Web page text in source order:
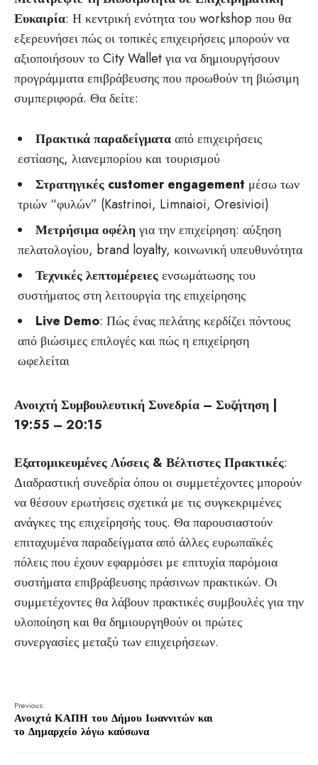
Ευκαιρία: Η κεντρική ενότητα του workshop που θα
εξερευνήσει πώς οι τοπικές επιχειρήσεις μπορούν να
αξιοποιήσουν το City Wallet για να δημιουργήσουν
προγράμματα επιβράβευσης που προωθούν τη βιώσιμη
συμπεριφορά. Θα δείτε:
Πρακτικά παραδείγματααπό επιχειρήσεις
εστίασης, λιανεμπορίου και τουρισμού
Στρατηγικές customer engagement μέσω των
τριών “φυλών” (Kastrinoi, Limnaioi, Oresivioi)
Μετρήσιμα οφέληγια την επιχείρηση: αύξηση
πελατολογίου, brand loyalty, κοινωνική υπευθυνότητα
Τεχνικές λεπτομέρειεςενσωμάτωσης του
συστήματος στη λειτουργία της επιχείρησης
Live Demo: Πώς ένας πελάτης κερδίζει πόντους
από βιώσιμες επιλογές και πώς η επιχείρηση
ωφελείται
Ανοιχτή Συμβουλευτική Συνεδρία – Συζήτηση |
19:55 – 20:15
Εξατομικευμένες Λύσεις & Βέλτιστες Πρακτικές:
Διαδραστική συνεδρία όπου οι συμμετέχοντες μπορούν
να θέσουν ερωτήσεις σχετικά με τις συγκεκριμένες
ανάγκες της επιχείρησής τους. Θα παρουσιαστούν
επιταχυμένα παραδείγματα από άλλες ευρωπαϊκές
πόλεις που έχουν εφαρμόσει με επιτυχία παρόμοια
συστήματα επιβράβευσης πράσινων πρακτικών. Οι
συμμετέχοντες θα λάβουν πρακτικές συμβουλές για την
υλοποίηση και θα δημιουργηθούν οι πρώτες
συνεργασίες μεταξύ των επιχειρήσεων.
Previous:
Ανοιχτά ΚΑΠΗ του Δήμου Ιωαννιτών και
το Δημαρχείο λόγω καύσωνα